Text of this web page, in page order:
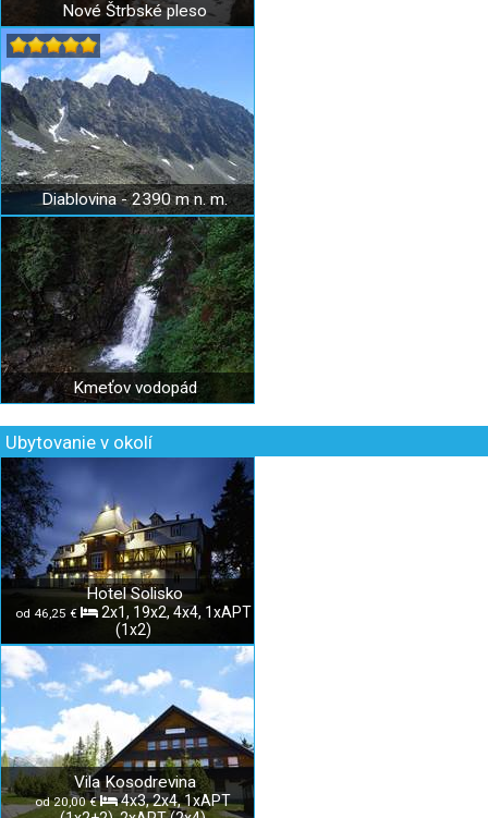
Nové Štrbské pleso
Diablovina - 2390 m n. m.
Kmeťov vodopád
Ubytovanie v okolí
Hotel Solisko
od 46,25 €
2x1, 19x2, 4x4, 1xAPT
(1x2)
Vila Kosodrevina
od 20,00 €
4x3, 2x4, 1xAPT